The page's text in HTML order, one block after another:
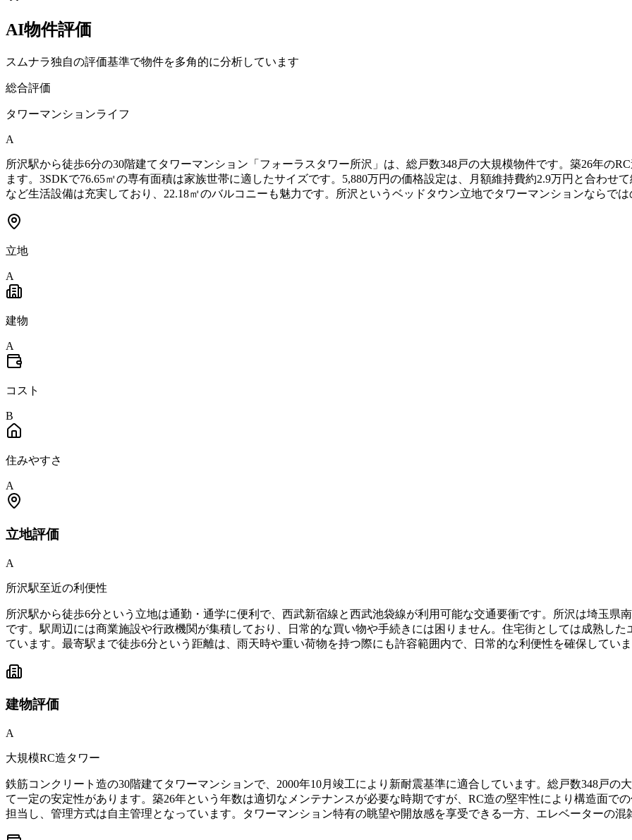
AI物件評価
スムナラ独自の評価基準で物件を多角的に分析しています
総合評価
タワーマンションライフ
A
所沢駅から徒歩6分の30階建てタワーマンション「フォーラスタワー所沢」は、総戸数348戸の大規模物件です。築26年の
ます。3SDKで76.65㎡の専有面積は家族世帯に適したサイズです。5,880万円の価格設定は、月額維持費約2.9万円と合わせ
など生活設備は充実しており、22.18㎡のバルコニーも魅力です。所沢というベッドタウン立地でタワーマンションならで
立地
A
建物
A
コスト
B
住みやすさ
A
立地評価
A
所沢駅至近の利便性
所沢駅から徒歩6分という立地は通勤・通学に便利で、西武新宿線と西武池袋線が利用可能な交通要衝です。所沢は埼玉県
です。駅周辺には商業施設や行政機関が集積しており、日常的な買い物や手続きには困りません。住宅街としては成熟し
ています。最寄駅まで徒歩6分という距離は、雨天時や重い荷物を持つ際にも許容範囲内で、日常的な利便性を確保してい
建物評価
A
大規模RC造タワー
鉄筋コンクリート造の30階建てタワーマンションで、2000年10月竣工により新耐震基準に適合しています。総戸数348戸
て一定の安定性があります。築26年という年数は適切なメンテナンスが必要な時期ですが、RC造の堅牢性により構造面で
担当し、管理方式は自主管理となっています。タワーマンション特有の眺望や開放感を享受できる一方、エレベーターの